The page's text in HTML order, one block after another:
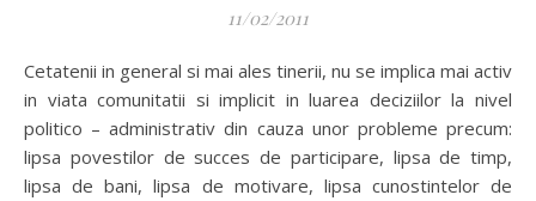
11/02/2011
Cetatenii in general si mai ales tinerii, nu se implica mai activ
in viata comunitatii si implicit in luarea deciziilor la nivel
politico – administrativ din cauza unor probleme precum:
lipsa povestilor de succes de participare, lipsa de timp,
lipsa de bani, lipsa de motivare, lipsa cunostintelor de